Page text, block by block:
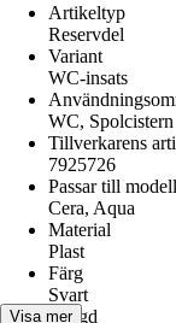
Artikeltyp
Reservdel
Variant
WC-insats
WC, Spolcistern
Tillverkarens
7925726
Passar till modell
Cera, Aqua
Material
Plast
Färg
Svart
Längd
Visa mer